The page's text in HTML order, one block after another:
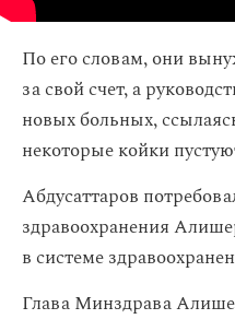
По его словам, они
за свой счет, а
новых больных,
некоторые койки
Абдусаттаров
здравоохранения
в системе
Глава Минздрава